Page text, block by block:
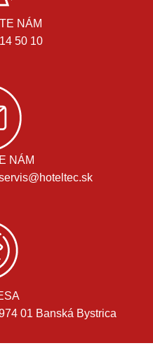
NÁM
50 10
NÁM
01 Banská Bystrica